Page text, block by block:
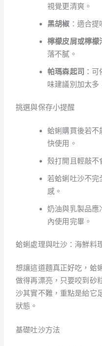
視覺更清爽。
黑胡椒 ：適合
檸檬皮屑或檸檬
落不膩。
帕瑪森起司 ：
味建議別加太多
挑選與保存小提醒
蛤蜊購買後若不
快使用。
殼打開且輕敲不
若蛤蜊吐沙不完
感。
奶油與乳製品應
內使用完畢。
蛤蜊處理與吐沙：海鮮料
想讓這道麵真正好吃，蛤
做得再漂亮，只要咬到砂
沙其實不難，重點是給它
狀態。
基礎吐沙方法